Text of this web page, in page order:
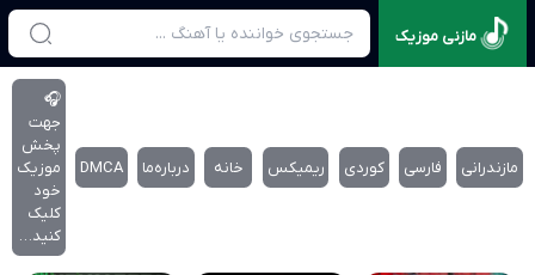
مازنی موزیک
مازندرانی فارسی کوردی ریمیکس خانه درباره‌‌ما DMCA
🎧
جهت
پخش
موزیک
خود
کلیک
کنید…